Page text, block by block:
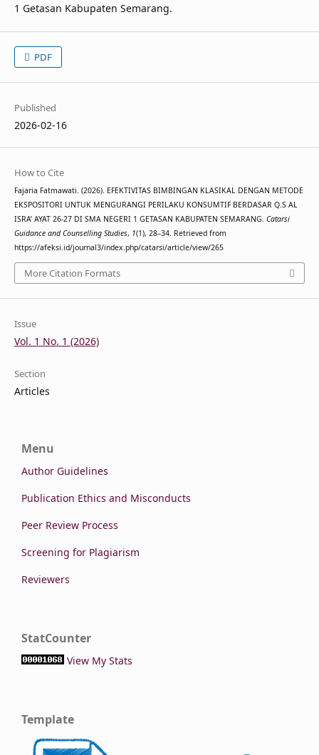
1 Getasan Kabupaten Semarang.
PDF
Published
2026-02-16
How to Cite
Fajaria Fatmawati. (2026). EFEKTIVITAS BIMBINGAN KLASIKAL DENGAN METODE
EKSPOSITORI UNTUK MENGURANGI PERILAKU KONSUMTIF BERDASAR Q.S AL
ISRA’ AYAT 26-27 DI SMA NEGERI 1 GETASAN KABUPATEN SEMARANG. Catarsi
Guidance and Counselling Studies, 1(1), 28–34. Retrieved from
https://afeksi.id/journal3/index.php/catarsi/article/view/265
More Citation Formats
Issue
Vol. 1 No. 1 (2026)
Section
Articles
Menu
Author Guidelines
Publication Ethics and Misconducts
Peer Review Process
Screening for Plagiarism
Reviewers
StatCounter
View My Stats
Template